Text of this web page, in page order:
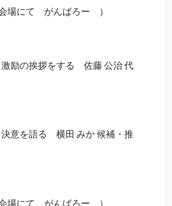
場にて がんばろー ）
励の挨拶をする 佐藤 公治 代
意を語る 横田 みか 候補・推
場にて がんばろー ）